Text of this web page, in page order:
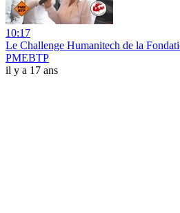
10:17
Le Challenge Humanitech de la
PMEBTP
il y a 17 ans